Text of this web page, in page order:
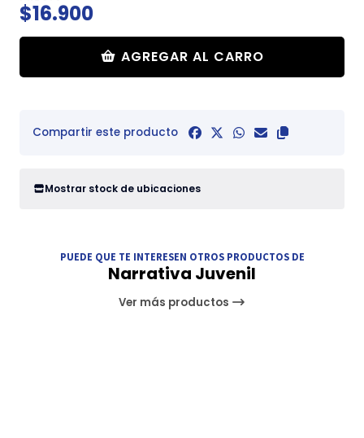
$16.900
AGREGAR AL CARRO
Compartir este producto
Mostrar stock de ubicaciones
PUEDE QUE TE INTERESEN OTROS PRODUCTOS DE
Narrativa Juvenil
Ver más productos